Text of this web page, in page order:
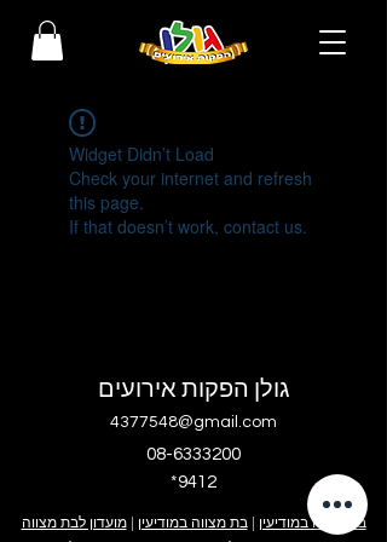
Widget Didn’t Load
Check your internet and refresh
this page.
If that doesn’t work, contact us.
גולן הפקות אירועים
4377548@gmail.com
08-6333200
בר מצווה במודיעין |בת מצווה במודיעין |מועדון לבת מצווה
*9412